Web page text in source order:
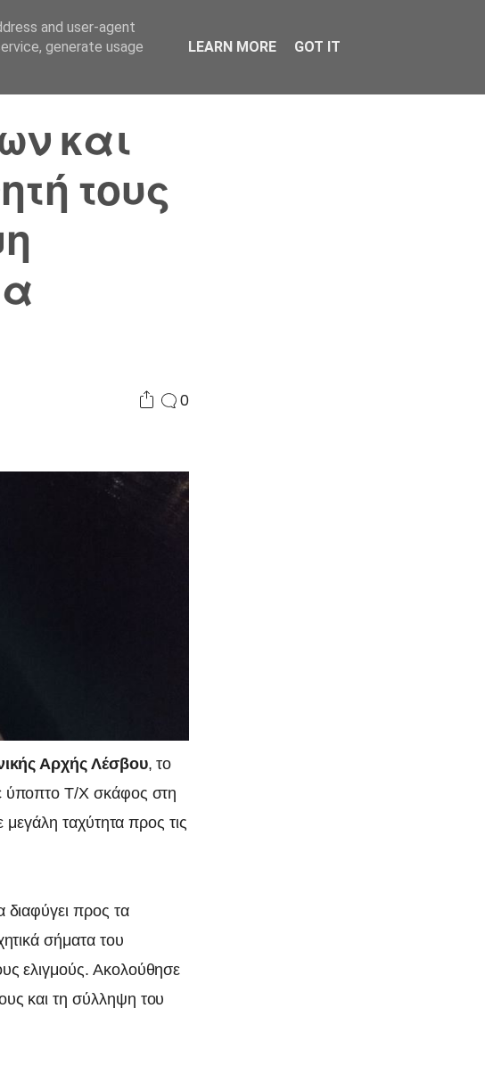
Ελλάδα Συνδικαλισμός Σ.Α. Επικοινωνία Κόσμος
και
τους
0
Αρχής Λέσβου, το
ύποπτο Τ/Χ σκάφος στη
μεγάλη ταχύτητα προς τις
προς τα
σήματα του
ελιγμούς. Ακολούθησε
και τη σύλληψη του
and user-agent
generate usage
LEARN MORE GOT IT